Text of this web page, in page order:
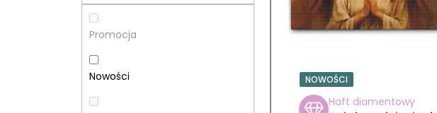
Promocja
Nowości NOWOŚCI
Haft diamentowy